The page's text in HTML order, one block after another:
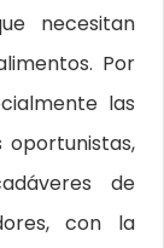
necesitan
Por
las
de
con la